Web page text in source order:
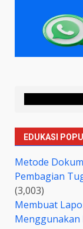
EDUKASI
Metode
Pembagian
(3,003)
Membuat
Menggunakan